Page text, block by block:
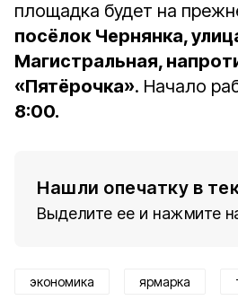
площадка будет на
посёлок Чернянка,
Магистральная,
«Пятёрочка». Начало
8:00.
Нашли опечатку в
Выделите ее и нажмите
экономика ярмарка